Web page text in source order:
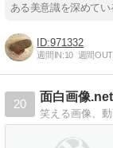
ある美意識を深めてい
971332
週間IN:10 週間OUT:
20
面白画像.net
笑える画像、